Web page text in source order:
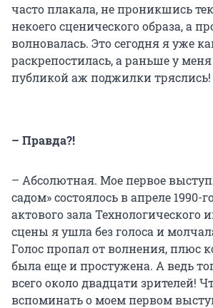
часто плакала, не проникшись
некоего сценического образа, а
волновалась. Это сегодня я уже
раскрепостилась, а раньше у
публикой аж поджилки тряслись!
– Правда?!
– Абсолютная. Мое первое
садом» состоялось в апреле 1990-
актового зала Технологического
сцены я ушла без голоса и
Голос пропал от волнения, плюс
была еще и простужена. А ведь
всего около двадцати зрителей!
вспоминать о моем первом